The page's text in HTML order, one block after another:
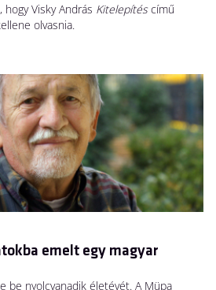
Visky András Kitelepítéscímű
olvasnia.
emelt egy magyar
be nyolcvanadik életévét. A Müpa